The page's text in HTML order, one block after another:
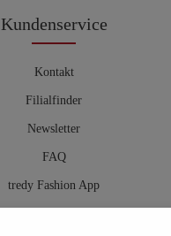
Kundenservice
Kontakt
Filialfinder
Newsletter
FAQ
tredy Fashion App